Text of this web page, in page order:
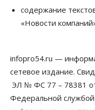
Общество
Бизнес
выстраивают
07 Августа 2026, 09:00
содержание
«Новости
infopro54.ru —
сетевое издание.
ЭЛ № ФС 77 – 78381
Федеральной службой